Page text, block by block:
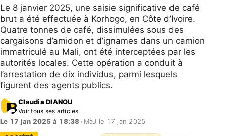
Le 8 janvier 2025, une saisie significative de café
brut a été effectuée à Korhogo, en Côte d’Ivoire.
Quatre tonnes de café, dissimulées sous des
cargaisons d’amidon et d’ignames dans un camion
immatriculé au Mali, ont été interceptées par les
autorités locales. Cette opération a conduit à
l’arrestation de dix individus, parmi lesquels
figurent des agents publics.
Claudia DIANOU
Voir tous ses articles
Le 17 jan 2025 à 18:38• MàJ le 17 jan 2025